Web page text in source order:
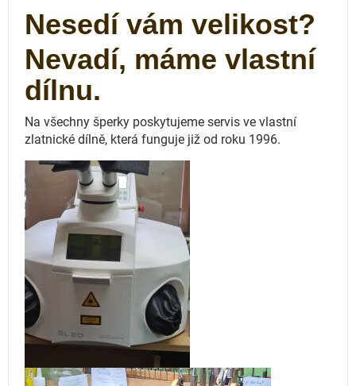
Nesedí vám velikost?
Nevadí, máme vlastní
dílnu.
Na všechny šperky poskytujeme servis ve vlastní
zlatnické dílně, která funguje již od roku 1996.